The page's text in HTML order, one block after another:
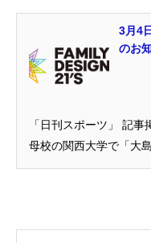
3月4
のお
「日刊スポーツ」 記
母校の関西大学で「大